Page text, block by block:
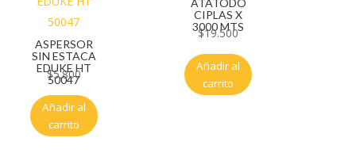
ASPERSOR
SIN ESTACA
EDUKE HT
50047
$5.800
Añadir al
carrito
ATATODO
CIPLAS X
3000 MTS
$19.500
Añadir al
carrito